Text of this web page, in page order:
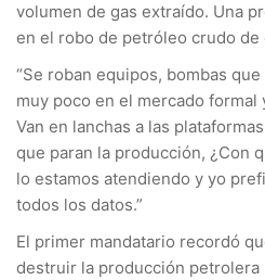
volumen de gas extraído. Una
en el robo de petróleo crudo de
“Se roban equipos, bombas
muy poco en el mercado formal
Van en lanchas a las
que paran la producción, ¿Con
lo estamos atendiendo y yo
todos los datos.”
El primer mandatario recordó
destruir la producción petrolera